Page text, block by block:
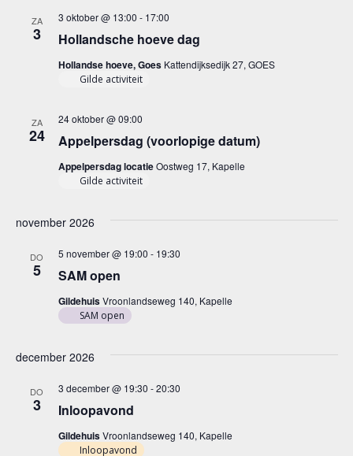
ZA
3 Hollandsche hoeve dag
3 oktober @ 13:00 - 17:00
Hollandse hoeve, Goes Kattendijksedijk 27, GOES
Gilde activiteit
ZA
24 Appelpersdag (voorlopige datum)
24 oktober @ 09:00
Appelpersdag locatieOostweg 17, Kapelle
Gilde activiteit
november 2026
DO
5 SAM open
5 november @ 19:00 - 19:30
GildehuisVroonlandseweg 140, Kapelle
SAM open
december 2026
DO
3 Inloopavond
3 december @ 19:30 -20:30
GildehuisVroonlandseweg 140, Kapelle
Inloopavond